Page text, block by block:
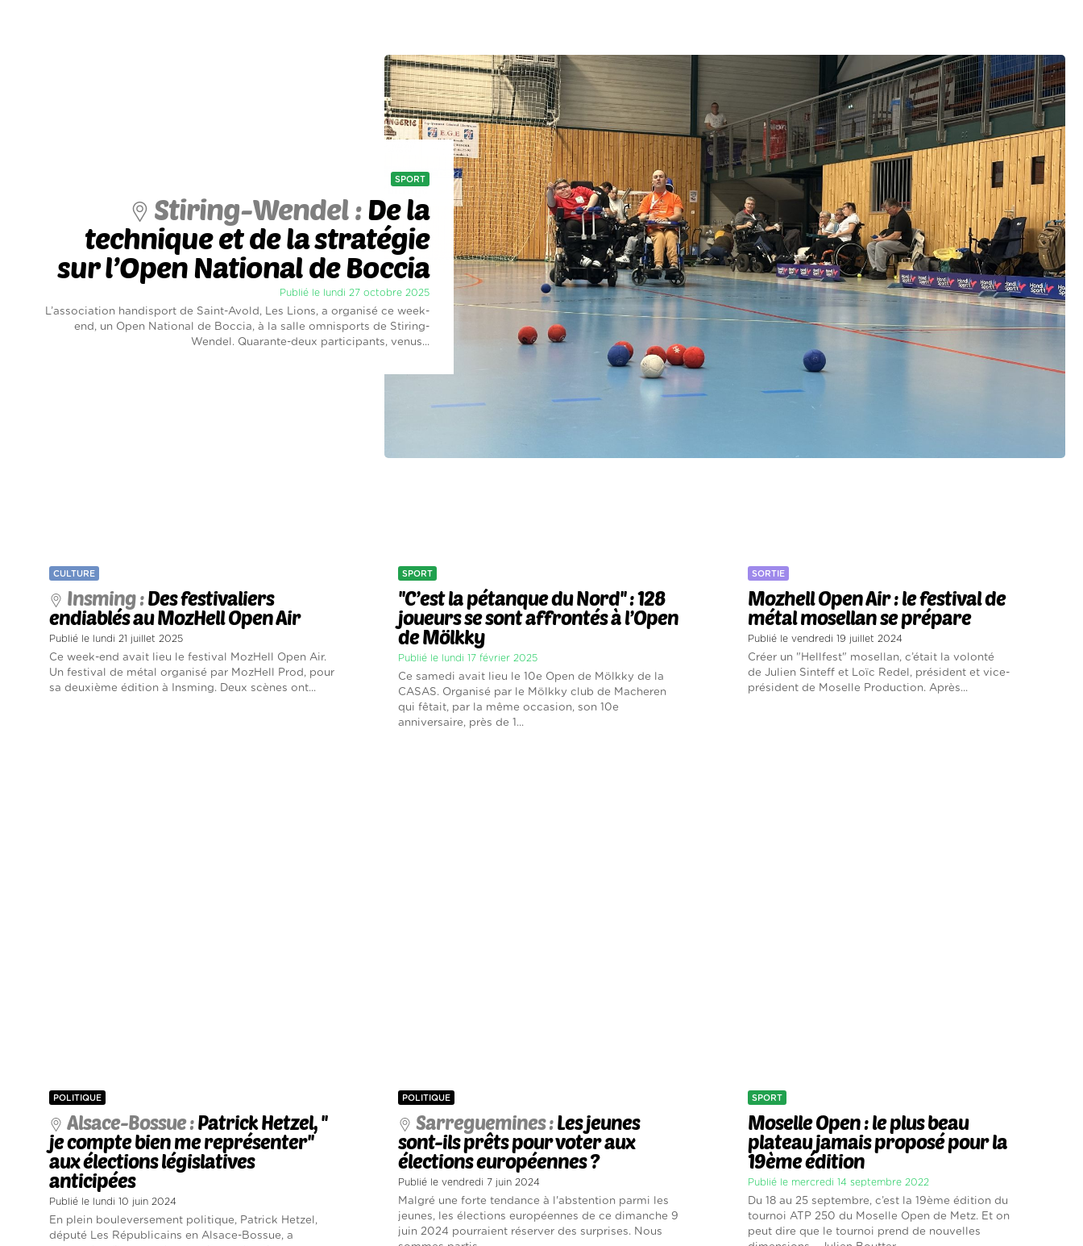
SPORT
Stiring-Wendel :De la
technique et de la stratégie
sur l’Open National de Boccia
Publié le lundi 27 octobre 2025
L’association handisport de Saint-Avold, Les Lions, a organisé ce week-
end, un Open National de Boccia, à la salle omnisports de Stiring-
Wendel. Quarante-deux participants, venus...
CULTURE
Insming :Des festivaliers
endiablés au MozHell Open Air
Publié le lundi 21 juillet 2025
Ce week-end avait lieu le festival MozHell Open Air.
Un festival de métal organisé par MozHell Prod, pour
sa deuxième édition à Insming. Deux scènes ont...
SPORT
''C’est la pétanque du Nord'' : 128
joueurs se sont affrontés à l’Open
de Mölkky
Publié le lundi 17 février 2025
Ce samedi avait lieu le 10e Open de Mölkky de la
CASAS. Organisé par le Mölkky club de Macheren
qui fêtait, par la même occasion, son 10e
anniversaire, près de 1...
SORTIE
Mozhell Open Air : le festival de
métal mosellan se prépare
Publié le vendredi 19 juillet 2024
Créer un "Hellfest" mosellan, c’était la volonté
de Julien Sinteff et Loïc Redel, président et vice-
président de Moselle Production. Après...
POLITIQUE
Alsace-Bossue :Patrick Hetzel, ''
je compte bien me représenter''
aux élections législatives
anticipées
Publié le lundi 10 juin 2024
En plein bouleversement politique, Patrick Hetzel,
député Les Républicains en Alsace-Bossue, a
POLITIQUE
Sarreguemines :Les jeunes
sont-ils prêts pour voter aux
élections européennes ?
Publié le vendredi 7 juin 2024
Malgré une forte tendance à l'abstention parmi les
jeunes, les élections européennes de ce dimanche 9
juin 2024 pourraient réserver des surprises. Nous
SPORT
Moselle Open : le plus beau
plateau jamais proposé pour la
19ème édition
Publié le mercredi 14 septembre 2022
Du 18 au 25 septembre, c’est la 19ème édition du
tournoi ATP 250 du Moselle Open de Metz. Et on
peut dire que le tournoi prend de nouvelles